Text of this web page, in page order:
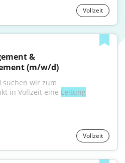
Vollzeit
&
(m/w/d)
suchen wir zum
in Vollzeit eine Leitung
Vollzeit